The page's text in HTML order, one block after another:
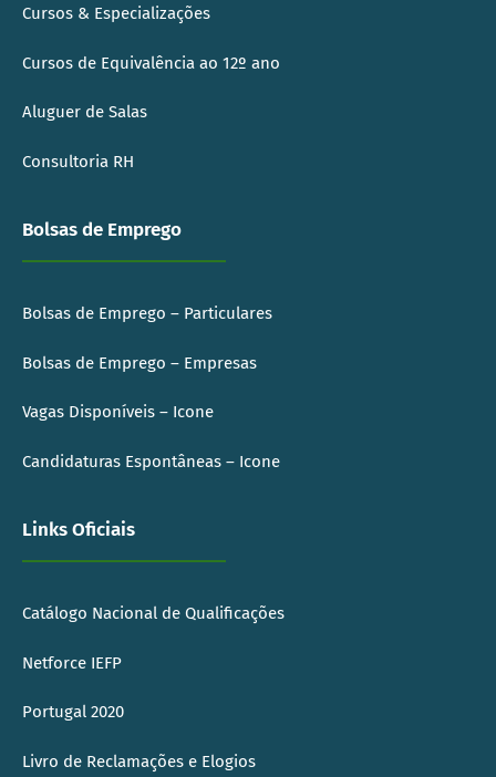
Cursos & Especializações
Cursos de Equivalência ao 12º ano
Aluguer de Salas
Consultoria RH
Bolsas de Emprego
Bolsas de Emprego – Particulares
Bolsas de Emprego – Empresas
Vagas Disponíveis – Icone
Candidaturas Espontâneas – Icone
Links Oficiais
Catálogo Nacional de Qualificações
Netforce IEFP
Portugal 2020
Livro de Reclamações e Elogios